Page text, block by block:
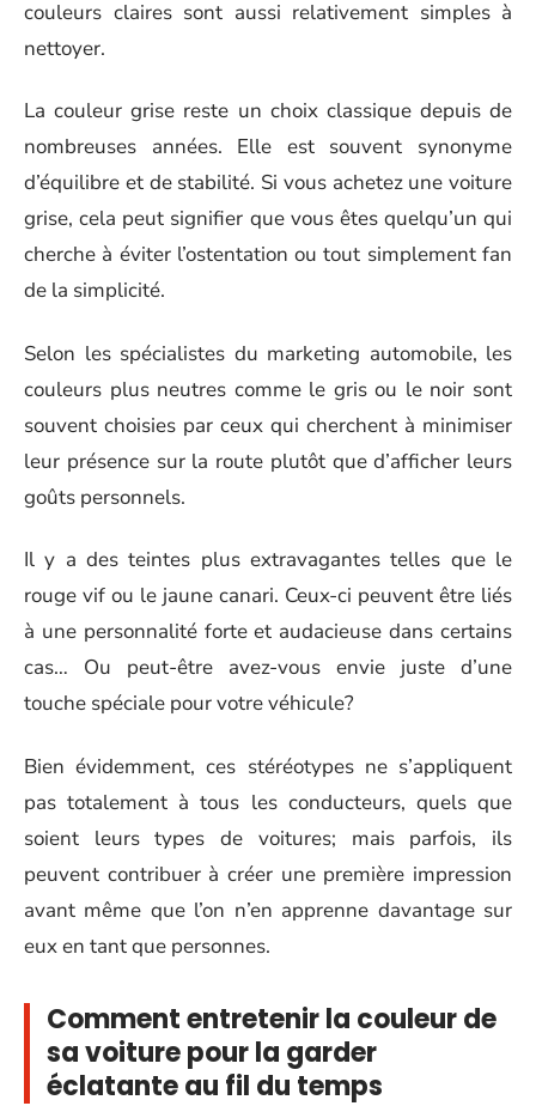
couleurs claires sont aussi relativement simples à
nettoyer.
La couleur grise reste un choix classique depuis de
nombreuses années. Elle est souvent synonyme
d’équilibre et de stabilité. Si vous achetez une voiture
grise, cela peut signifier que vous êtes quelqu’un qui
cherche à éviter l’ostentation ou tout simplement fan
de la simplicité.
Selon les spécialistes du marketing automobile, les
couleurs plus neutres comme le gris ou le noir sont
souvent choisies par ceux qui cherchent à minimiser
leur présence sur la route plutôt que d’afficher leurs
goûts personnels.
Il y a des teintes plus extravagantes telles que le
rouge vif ou le jaune canari. Ceux-ci peuvent être liés
à une personnalité forte et audacieuse dans certains
cas… Ou peut-être avez-vous envie juste d’une
touche spéciale pour votre véhicule?
Bien évidemment, ces stéréotypes ne s’appliquent
pas totalement à tous les conducteurs, quels que
soient leurs types de voitures; mais parfois, ils
peuvent contribuer à créer une première impression
avant même que l’on n’en apprenne davantage sur
eux en tant que personnes.
Comment entretenir la couleur de
sa voiture pour la garder
éclatante au fil du temps